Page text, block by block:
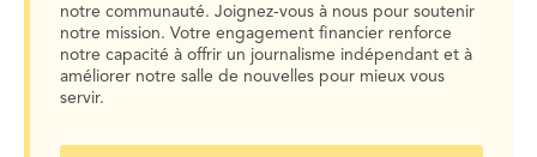
notre communauté. Joignez-vous à nous pour soutenir
notre mission. Votre engagement financier renforce
notre capacité à offrir un journalisme indépendant et à
améliorer notre salle de nouvelles pour mieux vous
servir.